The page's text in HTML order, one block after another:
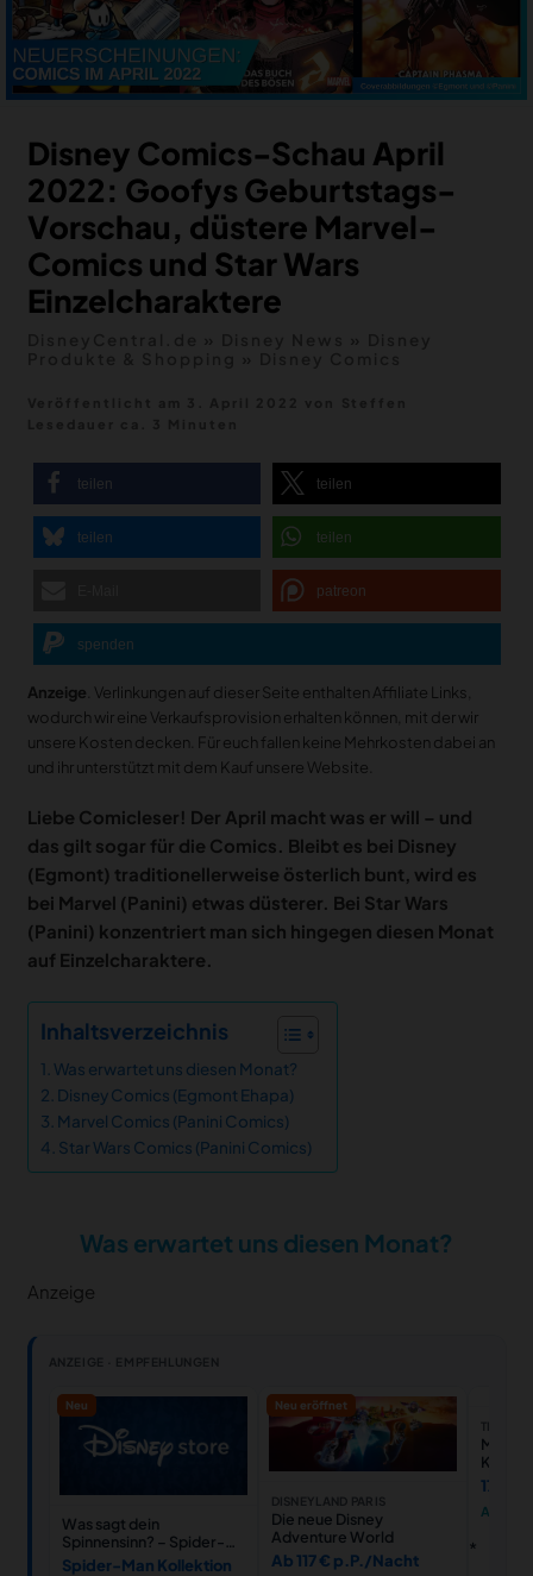
DEALS
MEIN HQ
50
Disney Comics-Schau April
2022: Goofys Geburtstags-
Vorschau, düstere Marvel-
Comics und Star Wars
Einzelcharaktere
teilen teilen
teilen teilen
patreon
spenden
Anzeige . Verlinkungen auf dieser Seite enthalten Affiliate Links,
wodurch wir eine Verkaufsprovision erhalten können, mit der wir
unsere Kosten decken. Für euch fallen keine Mehrkosten dabei an
und ihr unterstützt mit dem Kauf unsere Website.
Liebe Comicleser! Der April macht was er will – und
das gilt sogar für die Comics. Bleibt es bei Disney
(Egmont) traditionellerweise österlich bunt, wird es
bei Marvel (Panini) etwas düsterer. Bei Star Wars
(Panini) konzentriert man sich hingegen diesen Monat
auf Einzelcharaktere.
Inhaltsverzeichnis
Was erwartet uns diesen Monat?
Disney Comics (Egmont Ehapa)
Marvel Comics (Panini Comics)
Star Wars Comics (Panini Comics)
Was erwartet uns diesen Monat?
Anzeige
ANZEIGE · EMPFEHLUNGEN
Neu
Was sagt dein
Spinnensinn? – Spider-
Man Styles
Spider-Man Kollektion
Neu eröffnet
DISNEYLAND PARIS
Die neue Disney
Adventure World
Ab 117 € p.P./Nacht
THALIA
Marvel
17,57 €